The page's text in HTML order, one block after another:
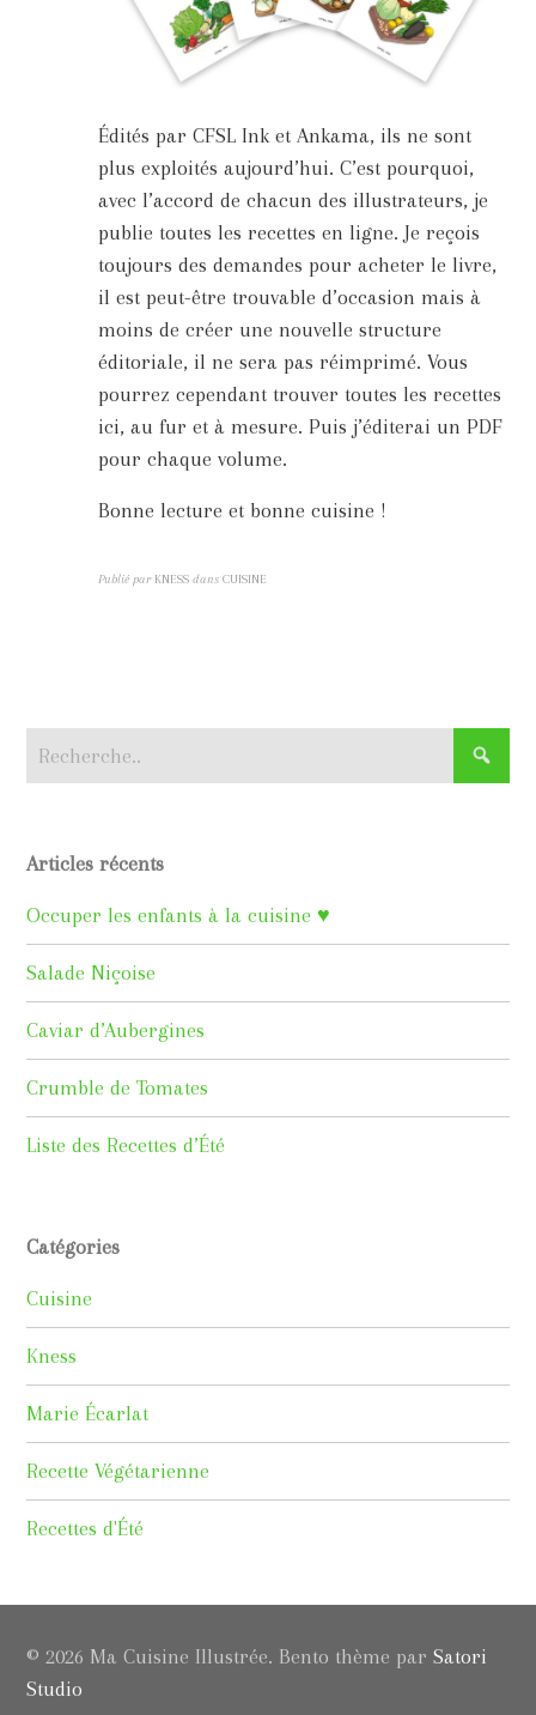
Édités par CFSL Ink et Ankama, ils ne sont
plus exploités aujourd’hui. C’est pourquoi,
avec l’accord de chacun des illustrateurs, je
publie toutes les recettes en ligne. Je reçois
toujours des demandes pour acheter le livre,
il est peut-être trouvable d’occasion mais à
moins de créer une nouvelle structure
éditoriale, il ne sera pas réimprimé. Vous
pourrez cependant trouver toutes les recettes
ici, au fur et à mesure. Puis j’éditerai un PDF
pour chaque volume.
Bonne lecture et bonne cuisine !
Publié par KNESS dans CUISINE
Articles récents
Occuper les enfants à la cuisine ♥
Salade Niçoise
Caviar d’Aubergines
Crumble de Tomates
Liste des Recettes d’Été
Catégories
Cuisine
Kness
Marie Écarlat
Recette Végétarienne
Recettes d'Été
© 2026 Ma Cuisine Illustrée. Bento thème parSatori
Studio